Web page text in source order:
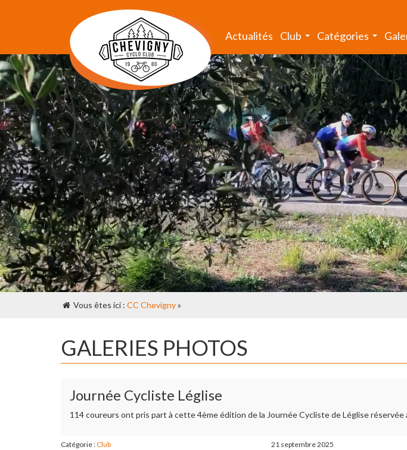
Actualités Club Catégories
Vous êtes ici : CC Chevigny»
GALERIES PHOTOS
Journée Cycliste Léglise
114 coureurs ont pris part à cette 4ème édition de la Journée Cycliste de Léglise réservée
Catégorie :Club 21 septembre 2025